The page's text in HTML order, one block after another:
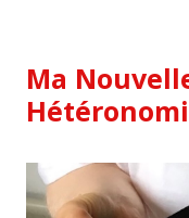
content
Ma